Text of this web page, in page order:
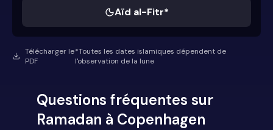
Aïd al-Fitr*
Télécharger le
PDF
*Toutes les dates islamiques dépendent de
l'observation de la lune
Questions fréquentes sur
Ramadan à Copenhagen